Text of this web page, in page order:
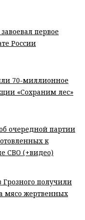
первое
России
70-миллионное
«Сохраним лес»
очередной партии
к
СВО (+видео)
Грозного получили
мясо жертвенных